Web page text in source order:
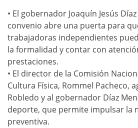
• El gobernador Joaquín Jesús
convenio abre una puerta para
trabajadoras independientes
la formalidad y contar con
prestaciones.
• El director de la Comisión
Cultura Física, Rommel Pacheco,
Robledo y al gobernador Díaz
deporte, que permite impulsar la
preventiva.